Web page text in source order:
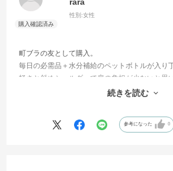
rara
性別:女性
町ブラの友として購入。
毎日の必需品＋水分補給のペットボトルが入り
軽さと斜めショルダーで肩の負担が少ないと思
両サイドのみにポケットはリップクリームや小
続きを読む
参考になった 0